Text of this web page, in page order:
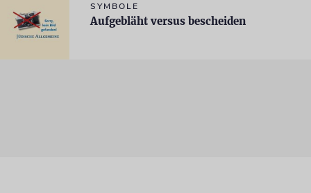
SYMBOLE
Aufgebläht versus bescheiden